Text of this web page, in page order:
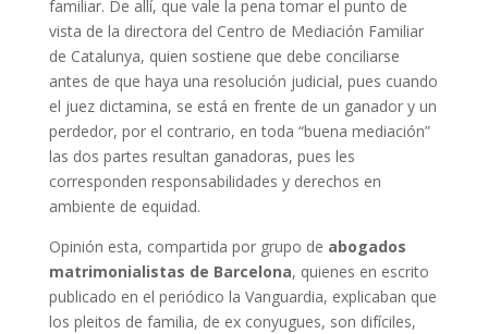
familiar. De allí, que vale la pena tomar el punto de
vista de la directora del Centro de Mediación Familiar
de Catalunya, quien sostiene que debe conciliarse
antes de que haya una resolución judicial, pues cuando
el juez dictamina, se está en frente de un ganador y un
perdedor, por el contrario, en toda “buena mediación”
las dos partes resultan ganadoras, pues les
corresponden responsabilidades y derechos en
ambiente de equidad.
Opinión esta, compartida por grupo de abogados
matrimonialistas de Barcelona, quienes en escrito
publicado en el periódico la Vanguardia, explicaban que
los pleitos de familia, de ex conyugues, son difíciles,